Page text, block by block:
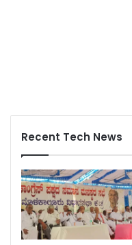
Recent Tech News